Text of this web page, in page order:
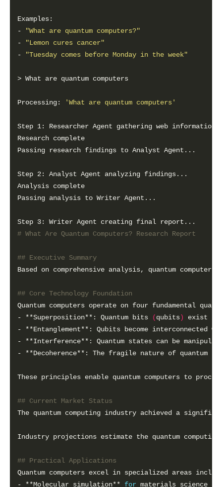
-
"What are quantum computers?"
-
"Lemon cures cancer"
-
"Tuesday comes before Monday in the week"
Processing: 'What are quantum computers'
# What Are Quantum Computers? Research Report
## Executive Summary
## Core Technology Foundation
- **Superposition**: Quantum bits (qubits) exist in
These principles enable quantum computers to
## Current Market Status
The quantum computing industry achieved a
## Practical Applications
- **Molecular simulation** for